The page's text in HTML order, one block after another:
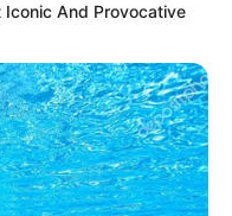
en Bosa!
desalojo de 98
con fuerte
de la UNDMO
And Provocative